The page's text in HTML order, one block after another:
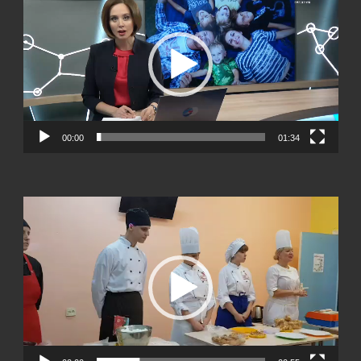
00:00 01:34